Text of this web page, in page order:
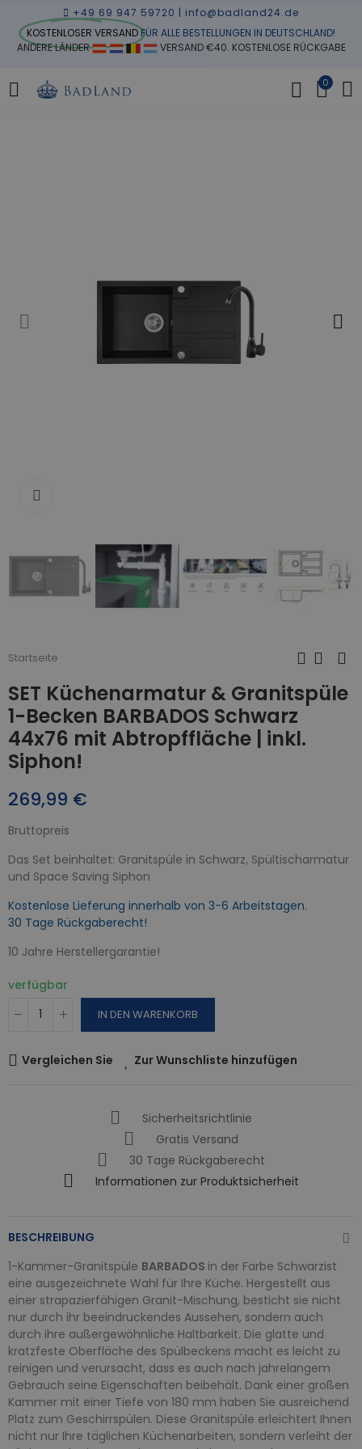
+49 69 947 59720 | info@badland24.de
KOSTENLOSER VERSANDFÜR ALLE BESTELLUNGEN IN DEUTSCHLAND!
ANDERE LÄNDER
VERSAND €40. KOSTENLOSE RÜCKGABE
0
Startseite
SET Küchenarmatur & Granitspüle
1-Becken BARBADOS Schwarz
44x76 mit Abtropffläche | inkl.
Siphon!
269,99 €
Bruttopreis
Das Set beinhaltet: Granitspüle in Schwarz, Spültischarmatur
und Space Saving Siphon
Kostenlose Lieferung innerhalb von 3-6 Arbeitstagen.
30 Tage Rückgaberecht!
10 Jahre Herstellergarantie!
verfügbar
IN DEN WARENKORB
Vergleichen Sie Zur Wunschliste hinzufügen
Sicherheitsrichtlinie
Gratis Versand
30 Tage Rückgaberecht
Informationen zur Produktsicherheit
BESCHREIBUNG
1-Kammer-Granitspüle BARBADOS in der Farbe Schwarzist
eine ausgezeichnete Wahl für Ihre Küche. Hergestellt aus
einer strapazierfähigen Granit-Mischung, besticht sie nicht
nur durch ihr beeindruckendes Aussehen, sondern auch
durch ihre außergewöhnliche Haltbarkeit. Die glatte und
kratzfeste Oberfläche des Spülbeckens macht es leicht zu
reinigen und verursacht, dass es auch nach jahrelangem
Gebrauch seine Eigenschaften beibehält. Dank einer großen
Kammer mit einer Tiefe von 180 mm haben Sie ausreichend
Platz zum Geschirrspülen. Diese Granitspüle erleichtert Ihnen
nicht nur Ihre täglichen Küchenarbeiten, sondern verleiht der